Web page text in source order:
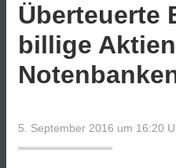
Überteuerte
billige
5. September 2016 um 16:20